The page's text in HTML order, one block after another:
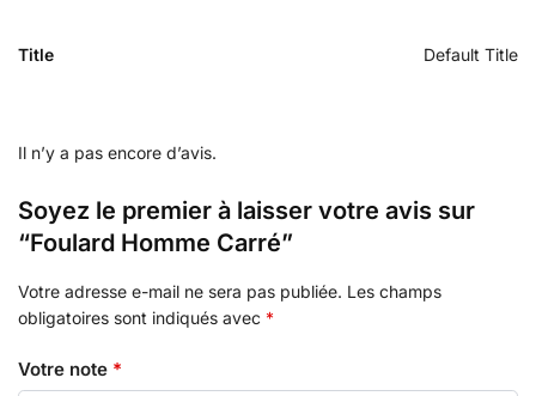
Title Default Title
Il n’y a pas encore d’avis.
Soyez le premier à laisser votre avis sur
“Foulard Homme Carré”
Votre adresse e-mail ne sera pas publiée. Les champs
obligatoires sont indiqués avec *
Votre note *